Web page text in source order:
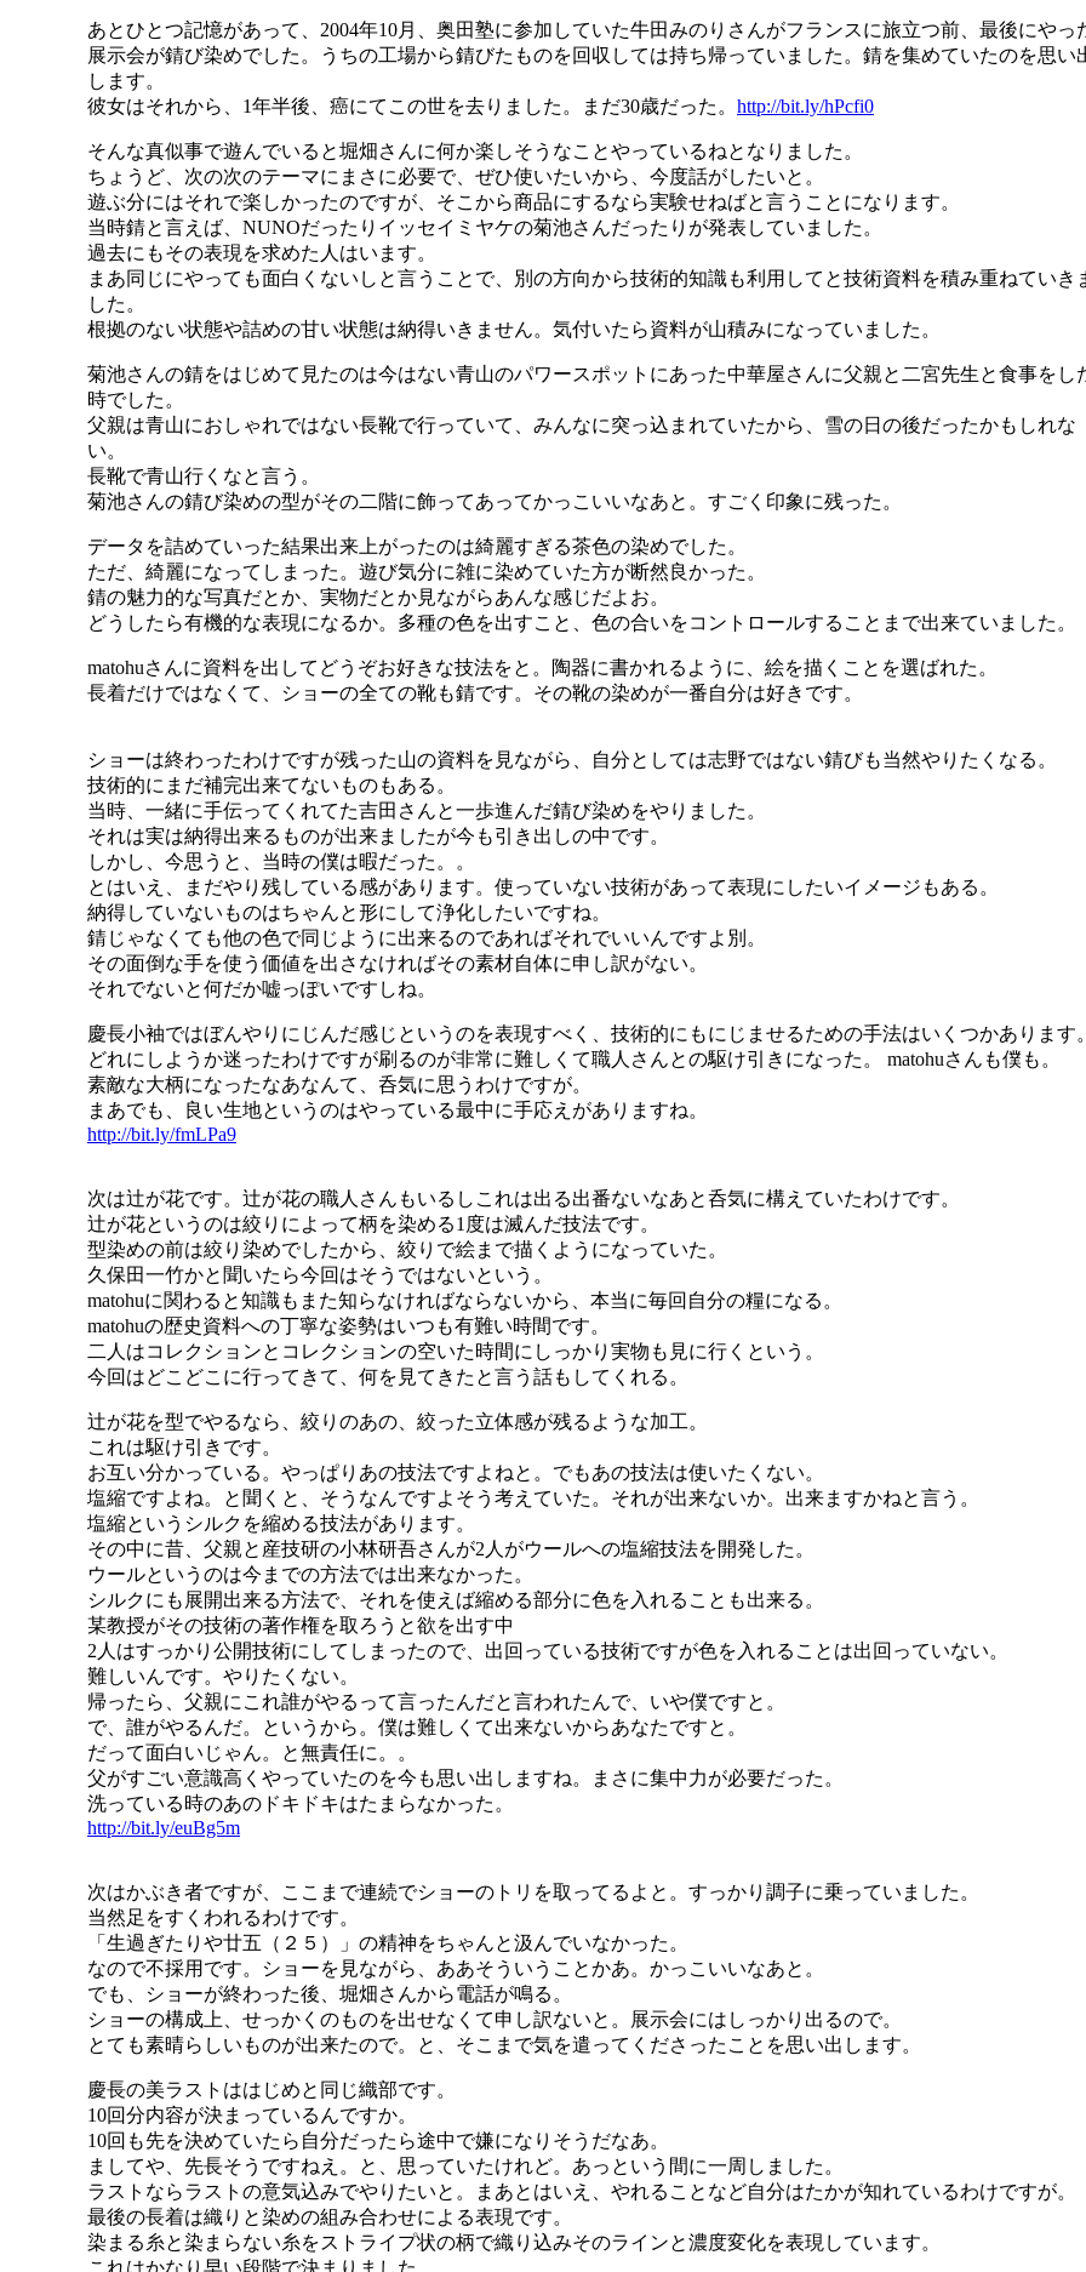
あとひとつ記憶があって、2004年10月、奥田塾に参加していた牛田みのりさんがフランスに旅立つ前、最後にやっ
展示会が錆び染めでした。うちの工場から錆びたものを回収しては持ち帰っていました。錆を集めていたのを思い
します。
彼女はそれから、1年半後、癌にてこの世を去りました。まだ30歳だった。 http://bit.ly/hPcfi0
そんな真似事で遊んでいると堀畑さんに何か楽しそうなことやっているねとなりました。
ちょうど、次の次のテーマにまさに必要で、ぜひ使いたいから、今度話がしたいと。
遊ぶ分にはそれで楽しかったのですが、そこから商品にするなら実験せねばと言うことになります。
当時錆と言えば、NUNOだったりイッセイミヤケの菊池さんだったりが発表していました。
過去にもその表現を求めた人はいます。
まあ同じにやっても面白くないしと言うことで、別の方向から技術的知識も利用してと技術資料を積み重ねていき
した。
根拠のない状態や詰めの甘い状態は納得いきません。気付いたら資料が山積みになっていました。
菊池さんの錆をはじめて見たのは今はない青山のパワースポットにあった中華屋さんに父親と二宮先生と食事をし
時でした。
父親は青山におしゃれではない長靴で行っていて、みんなに突っ込まれていたから、雪の日の後だったかもしれな
い。
長靴で青山行くなと言う。
菊池さんの錆び染めの型がその二階に飾ってあってかっこいいなあと。すごく印象に残った。
データを詰めていった結果出来上がったのは綺麗すぎる茶色の染めでした。
ただ、綺麗になってしまった。遊び気分に雑に染めていた方が断然良かった。
錆の魅力的な写真だとか、実物だとか見ながらあんな感じだよお。
どうしたら有機的な表現になるか。多種の色を出すこと、色の合いをコントロールすることまで出来ていました。
matohuさんに資料を出してどうぞお好きな技法をと。陶器に書かれるように、絵を描くことを選ばれた。
長着だけではなくて、ショーの全ての靴も錆です。その靴の染めが一番自分は好きです。
ショーは終わったわけですが残った山の資料を見ながら、自分としては志野ではない錆びも当然やりたくなる。
技術的にまだ補完出来てないものもある。
当時、一緒に手伝ってくれてた吉田さんと一歩進んだ錆び染めをやりました。
それは実は納得出来るものが出来ましたが今も引き出しの中です。
しかし、今思うと、当時の僕は暇だった。。
とはいえ、まだやり残している感があります。使っていない技術があって表現にしたいイメージもある。
納得していないものはちゃんと形にして浄化したいですね。
錆じゃなくても他の色で同じように出来るのであればそれでいいんですよ別。
その面倒な手を使う価値を出さなければその素材自体に申し訳がない。
それでないと何だか嘘っぽいですしね。
慶長小袖ではぼんやりにじんだ感じというのを表現すべく、技術的にもにじませるための手法はいくつかあります
どれにしようか迷ったわけですが刷るのが非常に難しくて職人さんとの駆け引きになった。 matohuさんも僕も。
素敵な大柄になったなあなんて、呑気に思うわけですが。
まあでも、良い生地というのはやっている最中に手応えがありますね。
http://bit.ly/fmLPa9
次は辻が花です。辻が花の職人さんもいるしこれは出る出番ないなあと呑気に構えていたわけです。
辻が花というのは絞りによって柄を染める1度は滅んだ技法です。
型染めの前は絞り染めでしたから、絞りで絵まで描くようになっていた。
久保田一竹かと聞いたら今回はそうではないという。
matohuに関わると知識もまた知らなければならないから、本当に毎回自分の糧になる。
matohuの歴史資料への丁寧な姿勢はいつも有難い時間です。
二人はコレクションとコレクションの空いた時間にしっかり実物も見に行くという。
今回はどこどこに行ってきて、何を見てきたと言う話もしてくれる。
辻が花を型でやるなら、絞りのあの、絞った立体感が残るような加工。
これは駆け引きです。
お互い分かっている。やっぱりあの技法ですよねと。でもあの技法は使いたくない。
塩縮ですよね。と聞くと、そうなんですよそう考えていた。それが出来ないか。出来ますかねと言う。
塩縮というシルクを縮める技法があります。
その中に昔、父親と産技研の小林研吾さんが2人がウールへの塩縮技法を開発した。
ウールというのは今までの方法では出来なかった。
シルクにも展開出来る方法で、それを使えば縮める部分に色を入れることも出来る。
某教授がその技術の著作権を取ろうと欲を出す中
2人はすっかり公開技術にしてしまったので、出回っている技術ですが色を入れることは出回っていない。
難しいんです。やりたくない。
帰ったら、父親にこれ誰がやるって言ったんだと言われたんで、いや僕ですと。
で、誰がやるんだ。というから。僕は難しくて出来ないからあなたですと。
だって面白いじゃん。と無責任に。。
父がすごい意識高くやっていたのを今も思い出しますね。まさに集中力が必要だった。
洗っている時のあのドキドキはたまらなかった。
http://bit.ly/euBg5m
次はかぶき者ですが、ここまで連続でショーのトリを取ってるよと。すっかり調子に乗っていました。
当然足をすくわれるわけです。
「生過ぎたりや廿五（２５）」の精神をちゃんと汲んでいなかった。
なので不採用です。ショーを見ながら、ああそういうことかあ。かっこいいなあと。
でも、ショーが終わった後、堀畑さんから電話が鳴る。
ショーの構成上、せっかくのものを出せなくて申し訳ないと。展示会にはしっかり出るので。
とても素晴らしいものが出来たので。と、そこまで気を遣ってくださったことを思い出します。
慶長の美ラストははじめと同じ織部です。
10回分内容が決まっているんですか。
10回も先を決めていたら自分だったら途中で嫌になりそうだなあ。
ましてや、先長そうですねえ。と、思っていたけれど。あっという間に一周しました。
ラストならラストの意気込みでやりたいと。まあとはいえ、やれることなど自分はたかが知れているわけですが。
最後の長着は織りと染めの組み合わせによる表現です。
染まる糸と染まらない糸をストライプ状の柄で織り込みそのラインと濃度変化を表現しています。
これはかなり早い段階で決まりました。